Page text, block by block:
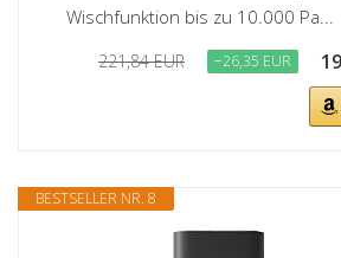
Wischfunktion bis zu 10.000 Pa...
221,84 EUR −26,35 EUR
BESTSELLER NR. 8